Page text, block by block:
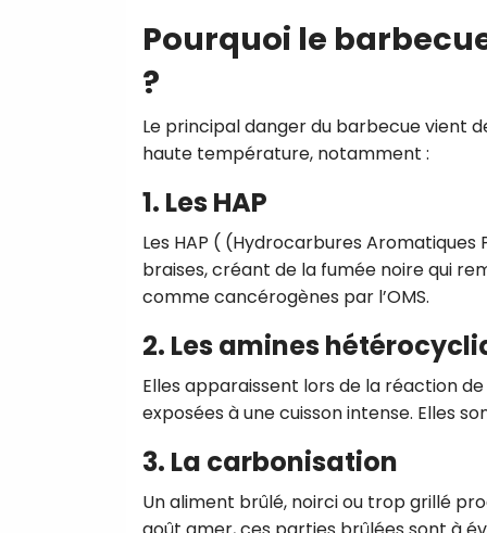
Pourquoi le
?
Le principal danger du barbecue vient
haute température, notamment :
1. Les HAP
Les HAP ( (Hydrocarbures
braises, créant de la fumée noire qui
comme cancérogènes par l’OMS.
2. Les amines
Elles apparaissent lors de la réaction
exposées à une cuisson intense. Elles
3. La carbonisation
Un aliment brûlé, noirci ou trop grillé